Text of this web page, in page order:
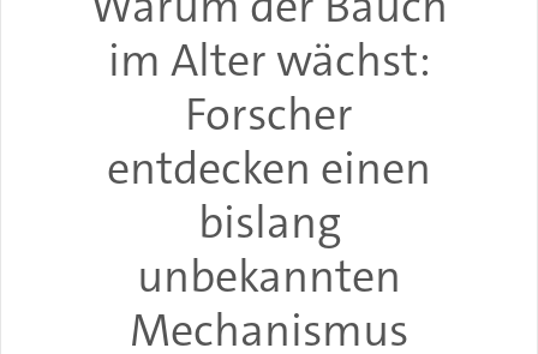
im Alter wächst:
Forscher
entdecken einen
bislang
unbekannten
Mechanismus